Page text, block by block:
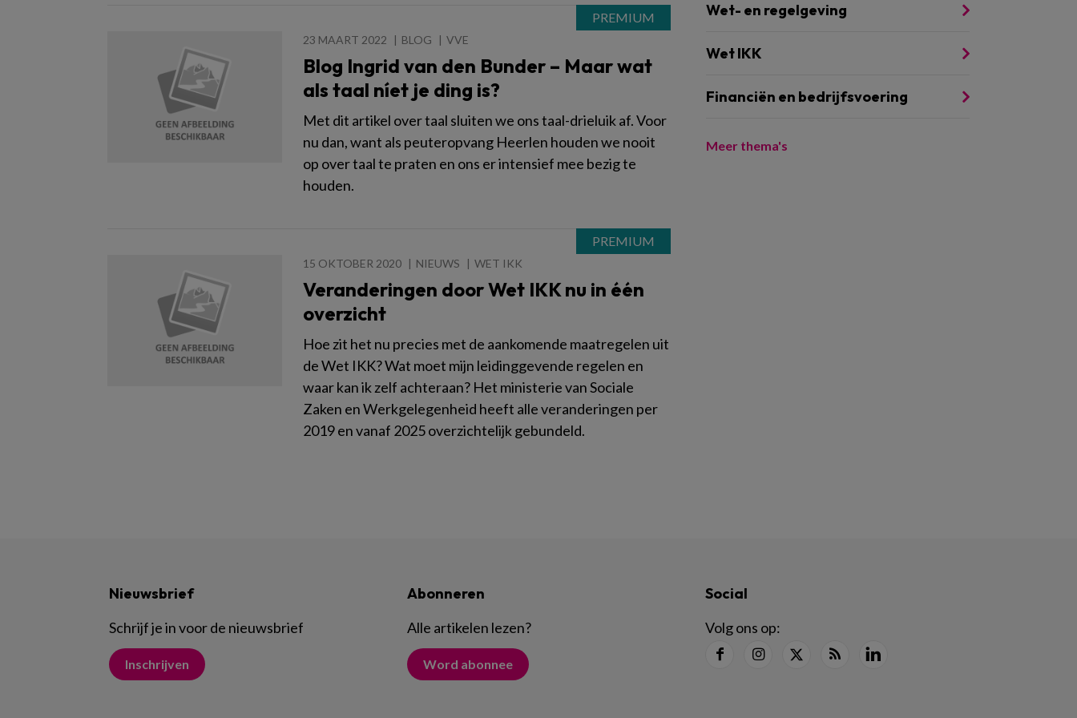
23 MAART 2022 BLOG VVE
Blog Ingrid van den Bunder – Maar wat
als taal níet je ding is?
Met dit artikel over taal sluiten we ons taal-drieluik af. Voor
nu dan, want als peuteropvang Heerlen houden we nooit
op over taal te praten en ons er intensief mee bezig te
houden.
15 OKTOBER 2020 NIEUWS WET IKK
Veranderingen door Wet IKK nu in één
overzicht
Hoe zit het nu precies met de aankomende maatregelen uit
de Wet IKK? Wat moet mijn leidinggevende regelen en
waar kan ik zelf achteraan? Het ministerie van Sociale
Zaken en Werkgelegenheid heeft alle veranderingen per
2019 en vanaf 2025 overzichtelijk gebundeld.
Wet- en regelgeving
Wet IKK
Financiën en bedrijfsvoering
Meer thema's
Nieuwsbrief
Schrijf je in voor de nieuwsbrief
Inschrijven
Abonneren
Alle artikelen lezen?
Word abonnee
Social
Volg ons op: